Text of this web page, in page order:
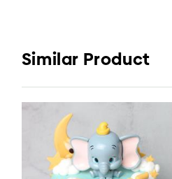
Similar Product